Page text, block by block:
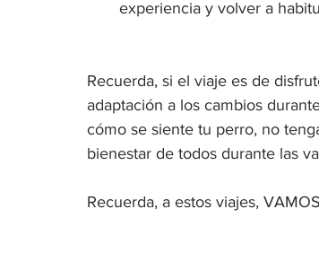
experiencia y volver a
Recuerda, si el viaje es de
adaptación a los cambios
cómo se siente tu perro, no
bienestar de todos durante las
Recuerda, a estos viajes,